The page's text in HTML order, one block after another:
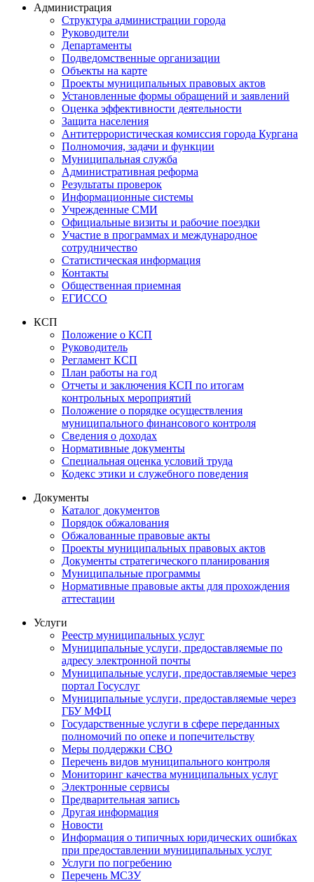
Администрация
Структура администрации города
Руководители
Департаменты
Подведомственные организации
Объекты на карте
Проекты муниципальных правовых актов
Установленные формы обращений и заявлений
Оценка эффективности деятельности
Защита населения
Антитеррористическая комиссия города Кургана
Полномочия, задачи и функции
Муниципальная служба
Административная реформа
Результаты проверок
Информационные системы
Учрежденные СМИ
Официальные визиты и рабочие поездки
Участие в программах и международное
сотрудничество
Статистическая информация
Контакты
Общественная приемная
ЕГИССО
КСП
Положение о КСП
Руководитель
Регламент КСП
План работы на год
Отчеты и заключения КСП по итогам
контрольных мероприятий
Положение о порядке осуществления
муниципального финансового контроля
Сведения о доходах
Нормативные документы
Специальная оценка условий труда
Кодекс этики и служебного поведения
Документы
Каталог документов
Порядок обжалования
Обжалованные правовые акты
Проекты муниципальных правовых актов
Документы стратегического планирования
Муниципальные программы
Нормативные правовые акты для прохождения
аттестации
Услуги
Реестр муниципальных услуг
Муниципальные услуги, предоставляемые по
адресу электронной почты
Муниципальные услуги, предоставляемые через
портал Госуслуг
Муниципальные услуги, предоставляемые через
ГБУ МФЦ
Государственные услуги в сфере переданных
полномочий по опеке и попечительству
Меры поддержки СВО
Перечень видов муниципального контроля
Мониторинг качества муниципальных услуг
Электронные сервисы
Предварительная запись
Другая информация
Новости
Информация о типичных юридических ошибках
при предоставлении муниципальных услуг
Услуги по погребению
Перечень МСЗУ